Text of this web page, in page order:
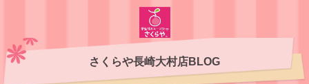
さくらや長崎大村店BLOG